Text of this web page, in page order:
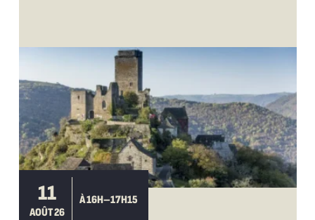
11
AOÛT 26
À 16H–17H15